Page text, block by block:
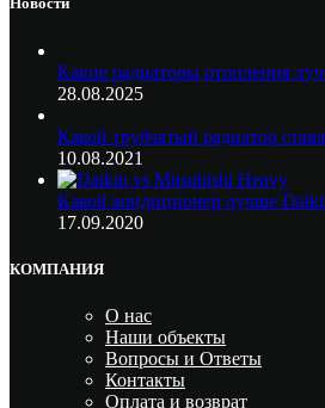
Какие радиаторы отопления
28.08.2025
Какой трубчатый радиатор
10.08.2021
Какой кондиционер лучше
17.09.2020
КОМПАНИЯ
О нас
Наши объекты
Вопросы и Ответы
Контакты
Оплата и возврат